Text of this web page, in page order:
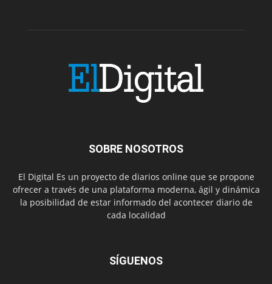
SOBRE NOSOTROS
El Digital Es un proyecto de diarios online que se propone
ofrecer a través de una plataforma moderna, ágil y dinámica
la posibilidad de estar informado del acontecer diario de
cada localidad
SÍGUENOS